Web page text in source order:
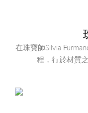
在珠寶師Silvia
程，行於材質